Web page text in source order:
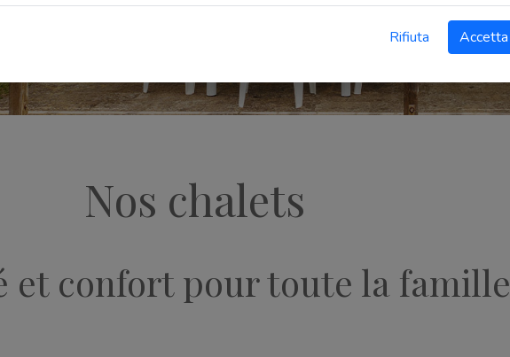
Nos chalets
et confort pour toute la famille
Rifiuta Accetta